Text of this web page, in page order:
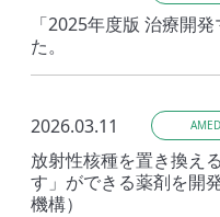
「2025年度版 治療開
た。
2026.03.11
放射性核種を置き換え
す」ができる薬剤を開
機構）